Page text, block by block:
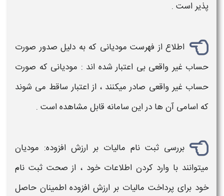
پذیر است .
اطلاع از فهرست مودیانی که به دلیل صدور صورت
حساب غیر واقعی بی اعتبار شده اند : مودیانی که صورت
حساب غیر واقعی صادر میکنند ، از اعتبار ساقط می شوند
که اسامی آن ها در این سامانه قابل مشاهده است .
بررسی ثبت نام مالیات بر ارزش افزوده: مودیان
میتوانند با وارد کردن اطلاعات خود ، از صحت ثبت نام
خود برای پرداخت مالیات بر ارزش افزوده اطمینان حاصل